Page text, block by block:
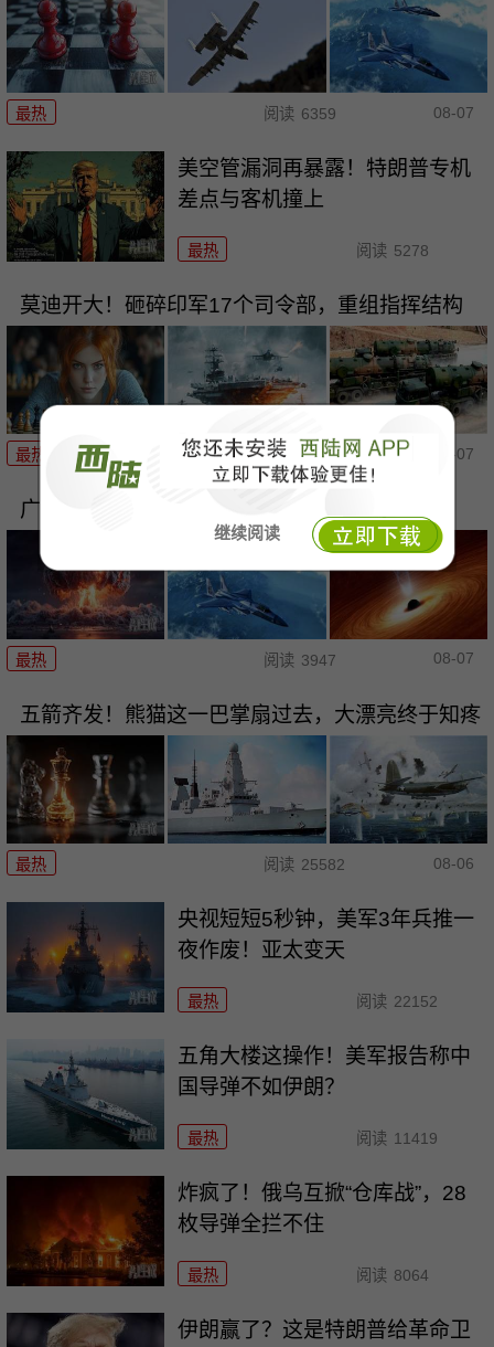
继续阅读
最热 阅读 6359 08-07
美空管漏洞再暴露！特朗普专机
差点与客机撞上
最热 阅读 5278
莫迪开大！砸碎印军17个司令部，重组指挥结构
最热 阅读 9173 08-07
广岛核爆81年，高市早苗连\"谁扔的\"都不敢提！
最热 阅读 3947 08-07
五箭齐发！熊猫这一巴掌扇过去，大漂亮终于知疼
最热 阅读 25582 08-06
央视短短5秒钟，美军3年兵推一
夜作废！亚太变天
最热 阅读 22152
五角大楼这操作！美军报告称中
国导弹不如伊朗？
最热 阅读 11419
炸疯了！俄乌互掀“仓库战”，28
枚导弹全拦不住
最热 阅读 8064
伊朗赢了？这是特朗普给革命卫